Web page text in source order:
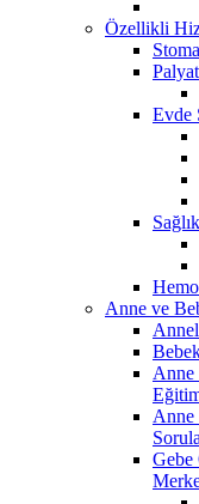
Özellikli
Evde
Anne ve
Anne
Anne
Gebe